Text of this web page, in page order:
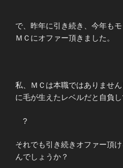
で、昨年に引き続き、今年も
ＭＣにオファー頂きました。
私、ＭＣは本職ではありませ
に毛が生えたレベルだと自負し
?
それでも引き続きオファー頂
んでしょうか？